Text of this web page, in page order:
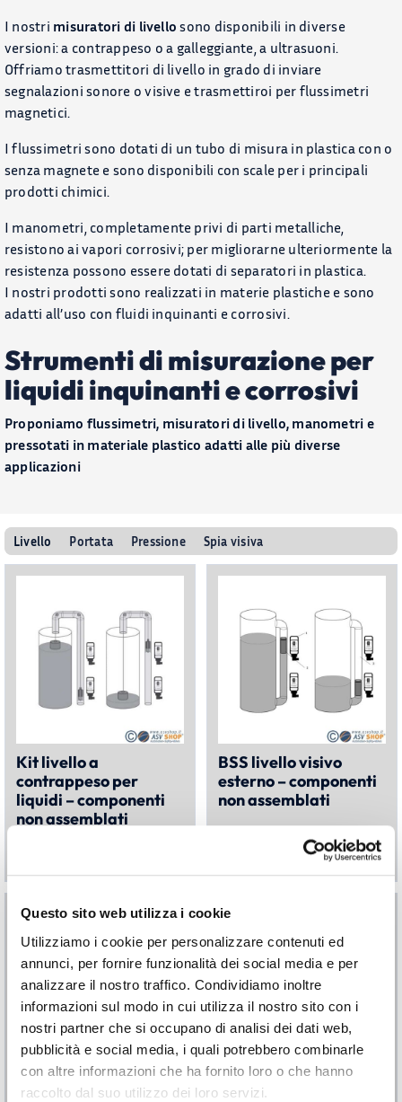
Questo sito web utilizza i cookie
Utilizziamo i cookie per personalizzare contenuti ed
annunci, per fornire funzionalità dei social media e per
analizzare il nostro traffico. Condividiamo inoltre
informazioni sul modo in cui utilizza il nostro sito con i
nostri partner che si occupano di analisi dei dati web,
pubblicità e social media, i quali potrebbero combinarle
con altre informazioni che ha fornito loro o che hanno
raccolto dal suo utilizzo dei loro servizi.
CATALOGO
I nostri misuratori di livello sono disponibili in diverse
versioni: a contrappeso o a galleggiante, a ultrasuoni.
Offriamo trasmettitori di livello in grado di inviare
segnalazioni sonore o visive e trasmettiroi per flussimetri
magnetici.
I flussimetri sono dotati di un tubo di misura in plastica con o
senza magnete e sono disponibili con scale per i principali
prodotti chimici.
I manometri, completamente privi di parti metalliche,
resistono ai vapori corrosivi; per migliorarne ulteriormente la
resistenza possono essere dotati di separatori in plastica.
I nostri prodotti sono realizzati in materie plastiche e sono
adatti all’uso con fluidi inquinanti e corrosivi.
Strumenti di misurazione per
liquidi inquinanti e corrosivi
Proponiamo flussimetri, misuratori di livello, manometri e
pressotati in materiale plastico adatti alle più diverse
applicazioni
Livello Portata Pressione Spia visiva
Kit livello a
contrappeso per
liquidi – componenti
non assemblati
BSS livello visivo
esterno – componenti
non assemblati
A PARTIRE DA:€405,65
Sensore capacitivo
Indicatore di livello a